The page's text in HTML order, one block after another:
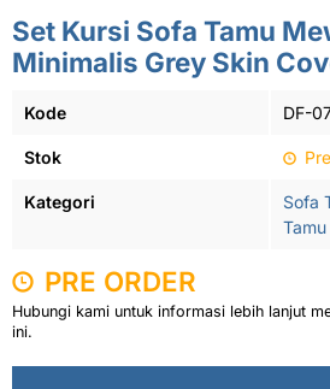
Set Kursi Sofa Tamu
Minimalis Grey Skin
Kode DF-
Stok
Kategori Sofa
PRE ORDER
Hubungi kami untuk informasi lebih lanjut
ini.